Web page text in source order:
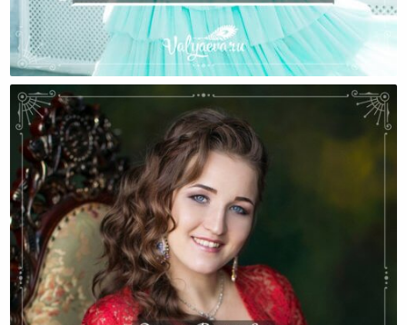
Какая Она – Осознанная Жизнь?